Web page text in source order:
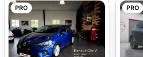
PRO PRO